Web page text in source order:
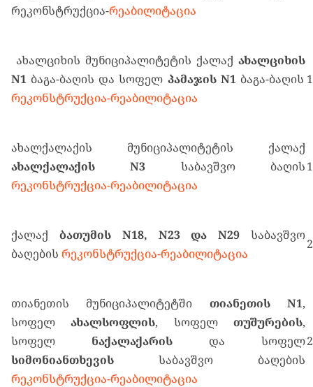
რეკონსტრუქცია-რეაბილიტაცია
ახალციხის მუნიციპალიტეტის ქალაქ ახალციხის
N1 ბაგა-ბაღის და სოფელ პამაჯისN1ბაგა-ბაღის
რეკონსტრუქცია-რეაბილიტაცია
ახალქალაქის მუნიციპალიტეტის ქალაქ
ახალქალაქის N3 საბავშვო ბაღის
რეკონსტრუქცია-რეაბილიტაცია
ქალაქ ბათუმისN18, N23და N29 საბავშვო
ბაღების რეკონსტრუქცია-რეაბილიტაცია
თიანეთის მუნიციპალიტეტში თიანეთისN1,
სოფელახალსოფლის, სოფელთუშურების,
სოფელ ნაქალაქარის და სოფელ
სიმონიანთხევის საბავშვო ბაღების
რეკონსტრუქცია-რეაბილიტაცია